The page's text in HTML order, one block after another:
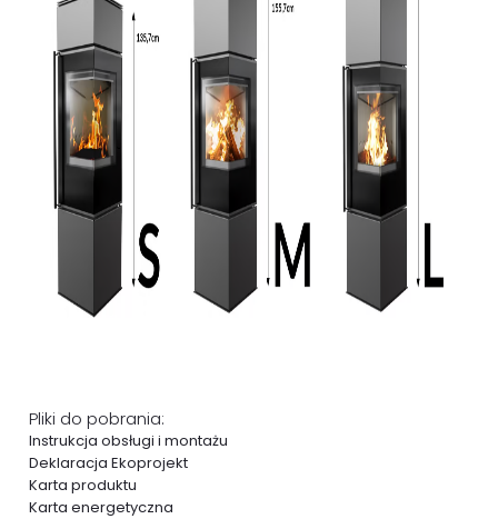
Pliki do pobrania:
Instrukcja obsługi i montażu
Deklaracja Ekoprojekt
Karta produktu
Karta energetyczna